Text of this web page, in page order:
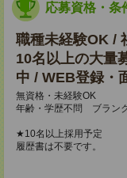
応募資格・条
職種未経験OK /
10名以上の大量
中 / WEB登録・
無資格・未経験OK
年齢・学歴不問 ブラン
★10名以上採用予定
履歴書は不要です。